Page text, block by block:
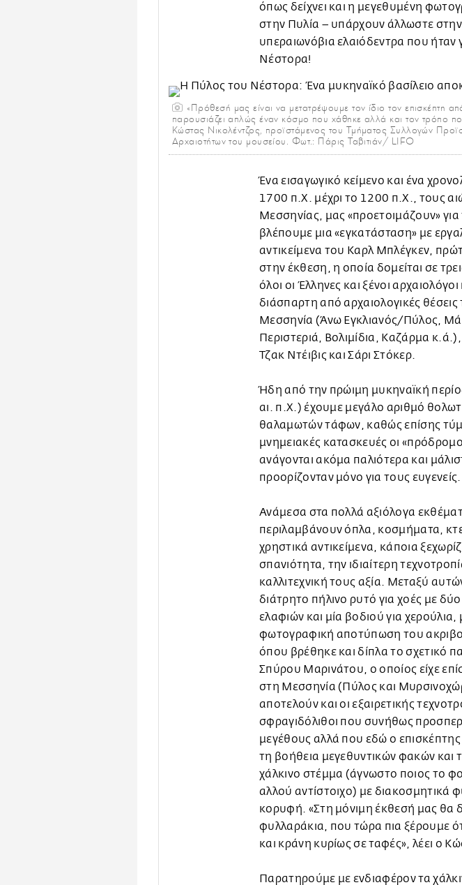
όπως δείχνει και η μεγεθυμένη
στην Πυλία – υπάρχουν άλλωστε
υπεραιωνόβια ελαιόδεντρα που ήταν
Νέστορα!
«Πρόθεσή μας είναι να μετατρέψουμε τον ίδιο τον επισκέπτη
παρουσιάζει απλώς έναν κόσμο που χάθηκε αλλά και τον τρόπο
Κώστας Νικολέντζος, προϊστάμενος του Τμήματος Συλλογών
Αρχαιοτήτων του μουσείου. Φωτ.: Πάρις Ταβιτιάν/ LIFO
Ένα εισαγωγικό κείμενο και ένα
1700 π.Χ. μέχρι το 1200 π.Χ., τους
Μεσσηνίας, μας «προετοιμάζουν»
βλέπουμε μια «εγκατάσταση» με
αντικείμενα του Καρλ Μπλέγκεν,
στην έκθεση, η οποία δομείται σε
όλοι οι Έλληνες και ξένοι
διάσπαρτη από αρχαιολογικές
Μεσσηνία (Άνω Εγκλιανός/Πύλος,
Περιστεριά, Βολιμίδια, Καζάρμα κ.ά.),
Τζακ Ντέιβις και Σάρι Στόκερ.
Ήδη από την πρώιμη μυκηναϊκή
αι. π.Χ.) έχουμε μεγάλο αριθμό
θαλαμωτών τάφων, καθώς επίσης
μνημειακές κατασκευές οι
ανάγονται ακόμα παλιότερα και
προορίζονταν μόνο για τους ευγενείς.
Ανάμεσα στα πολλά αξιόλογα
περιλαμβάνουν όπλα, κοσμήματα,
χρηστικά αντικείμενα, κάποια
σπανιότητα, την ιδιαίτερη
καλλιτεχνική τους αξία. Μεταξύ
διάτρητο πήλινο ρυτό για χοές με
ελαφιών και μία βοδιού για χερούλια,
φωτογραφική αποτύπωση του
όπου βρέθηκε και δίπλα το σχετικό
Σπύρου Μαρινάτου, ο οποίος είχε
στη Μεσσηνία (Πύλος και
αποτελούν και οι εξαιρετικής
σφραγιδόλιθοι που συνήθως
μεγέθους αλλά που εδώ ο
τη βοήθεια μεγεθυντικών φακών και
χάλκινο στέμμα (άγνωστο ποιος το
αλλού αντίστοιχο) με διακοσμητικά
κορυφή. «Στη μόνιμη έκθεσή μας θα
φυλλαράκια, που τώρα πια ξέρουμε
και κράνη κυρίως σε ταφές», λέει ο
Παρατηρούμε με ενδιαφέρον τα